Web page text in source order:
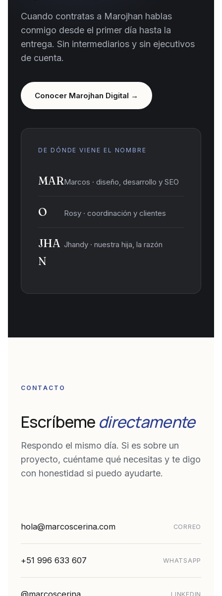
Cuando contratas a Marojhan hablas
conmigo desde el primer día hasta la
entrega. Sin intermediarios y sin ejecutivos
de cuenta.
Conocer Marojhan Digital →
DE DÓNDE VIENE EL NOMBRE
MARMarcos · diseño, desarrollo y SEO
O Rosy · coordinación y clientes
JHA
N
Jhandy · nuestra hija, la razón
CONTACTO
Escríbeme directamente
Respondo el mismo día. Si es sobre un
proyecto, cuéntame qué necesitas y te digo
con honestidad si puedo ayudarte.
hola@marcoscerina.com CORREO
+51 996 633 607 WHATSAPP
@marcoscerina LINKEDIN